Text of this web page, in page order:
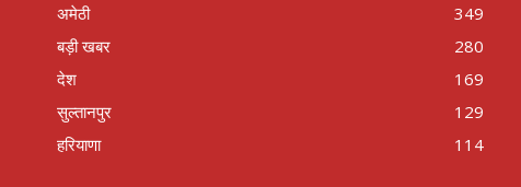
अमेठी
349
बड़ी खबर
280
देश
169
सुल्तानपुर
129
हरियाणा
114